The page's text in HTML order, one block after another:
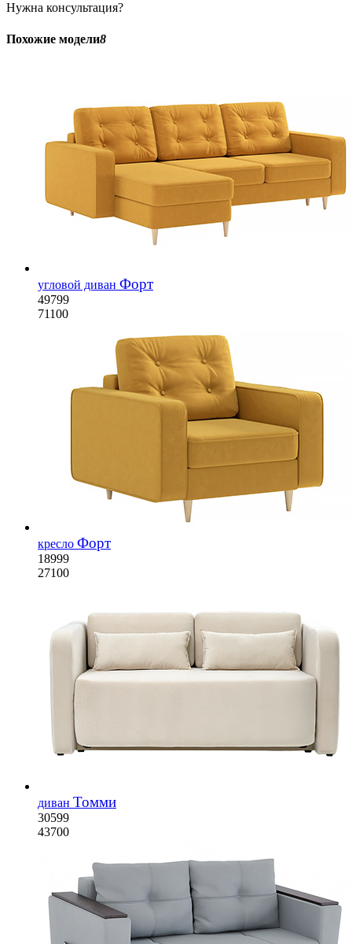
Нужна консультация?
Похожие модели8
угловой диван Форт
49799
71100
кресло Форт
18999
27100
диван Томми
30599
43700